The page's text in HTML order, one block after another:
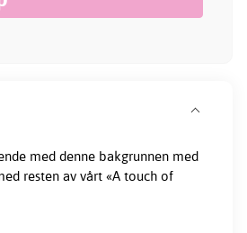
med denne bakgrunnen med
resten av vårt «A touch of